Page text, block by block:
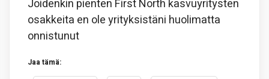
Joidenkin pienten First North kasvuyritysten
osakkeita en ole yrityksistäni huolimatta
onnistunut
Jaa tämä: